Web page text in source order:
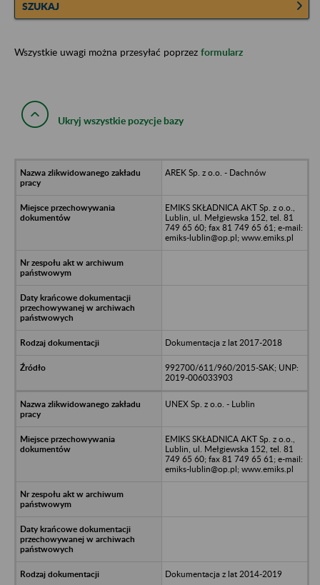
SZUKAJ
Wszystkie uwagi można przesyłać poprzez formularz
Ukryj wszystkie pozycje bazy
AREK Sp. z o.o. - Dachnów
EMIKS SKŁADNICA AKT Sp. z o.o.,
Lublin, ul. Mełgiewska 152, tel. 81
749 65 60; fax 81 749 65 61; e-mail:
emiks-lublin@op.pl; www.emiks.pl
Dokumentacja z lat 2017-2018
992700/611/960/2015-SAK; UNP:
2019-006033903
UNEX Sp. z o.o. - Lublin
EMIKS SKŁADNICA AKT Sp. z o.o.,
Lublin, ul. Mełgiewska 152, tel. 81
749 65 60; fax 81 749 65 61; e-mail:
emiks-lublin@op.pl; www.emiks.pl
Dokumentacja z lat 2014-2019